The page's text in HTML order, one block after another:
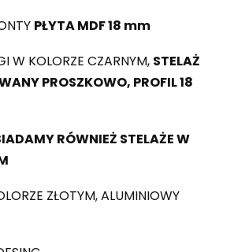
PŁYTA MDF 18 mm
W KOLORZE CZARNYM, STELAŻ
PROSZKOWO, PROFIL 18
RÓWNIEŻ STELAŻE W
ZŁOTYM, ALUMINIOWY